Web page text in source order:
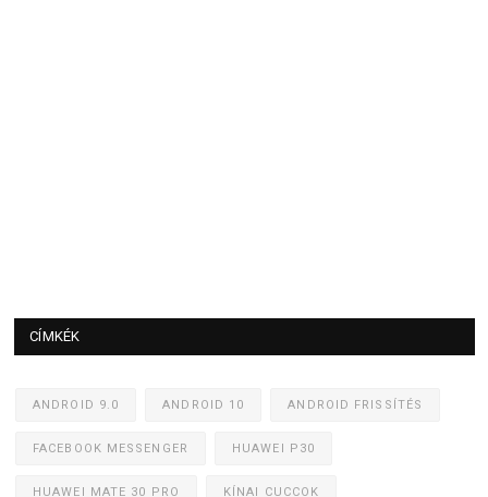
CÍMKÉK
ANDROID 9.0 ANDROID 10 ANDROID FRISSÍTÉS
FACEBOOK MESSENGER HUAWEI P30
HUAWEI MATE 30 PRO KÍNAI CUCCOK